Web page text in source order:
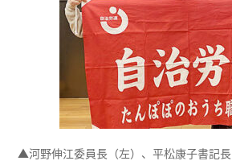
▲河野伸江委員長（左）、平松康子書記長